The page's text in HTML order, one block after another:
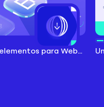
UnfigWebp - Exporte vários elementos para WebP com um clique